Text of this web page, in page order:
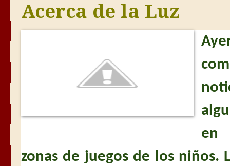
Acerca de la Luz
en
zonas de juegos de los niños.